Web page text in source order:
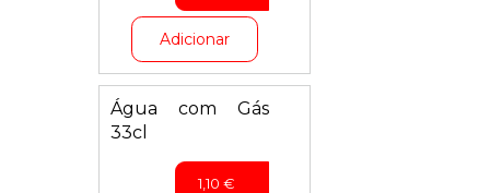
Adicionar
Água com Gás
33cl
1,10 €